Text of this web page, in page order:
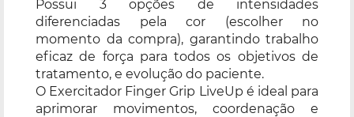
Possui 3 opções de intensidades
diferenciadas pela cor (escolher no
momento da compra), garantindo trabalho
eficaz de força para todos os objetivos de
tratamento, e evolução do paciente.
O Exercitador Finger Grip LiveUp é ideal para
aprimorar movimentos, coordenação e